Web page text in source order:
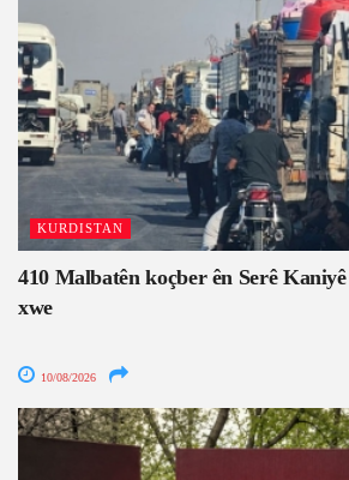
KURDISTAN
410 Malbatên koçber ên Serê
xwe
10/08/2026